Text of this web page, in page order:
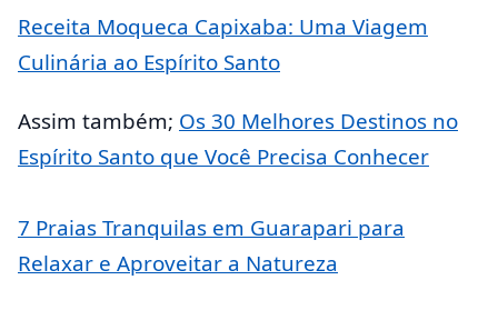
Receita Moqueca Capixaba: Uma Viagem
Culinária ao Espírito Santo
Assim também; Os 30 Melhores Destinos no
Espírito Santo que Você Precisa Conhecer
7 Praias Tranquilas em Guarapari para
Relaxar e Aproveitar a Natureza